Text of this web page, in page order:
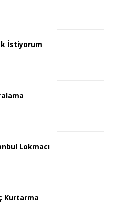
İstiyorum
Lokmacı
Kurtarma